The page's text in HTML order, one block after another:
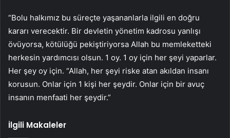
“Bolu halkımız bu süreçte yaşananlarla ilgili en doğru
kararı verecektir. Bir devletin yönetim kadrosu yanlışı
övüyorsa, kötülüğü pekiştiriyorsa Allah bu memleketteki
herkesin yardımcısı olsun. 1 oy. 1 oy için her şeyi yaparlar.
Her şey oy için. “Allah, her şeyi riske atan akıldan insanı
korusun. Onlar için 1 kişi her şeydir. Onlar için bir avuç
insanın menfaati her şeydir.”
İlgili Makaleler